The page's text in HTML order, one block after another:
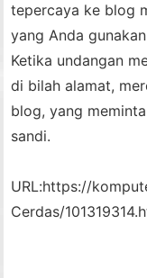
tepercaya ke blog
yang Anda
Ketika undangan
di bilah alamat,
blog, yang
sandi.
URL:https://
Cerdas/